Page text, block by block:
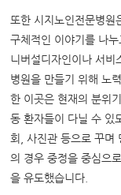
또한 시지노인전문병원
구체적인 이야기를 나
니버설디자인이나 서비
병원을 만들기 위해 노
한 이곳은 현재의 분위
동 환자들이 다닐 수 있
회, 사진관 등으로 꾸며
의 경우 중정을 중심으
을 유도했습니다.